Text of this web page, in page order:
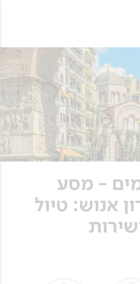
ליוון - 5 ימים - מסע
אנוש: טיול